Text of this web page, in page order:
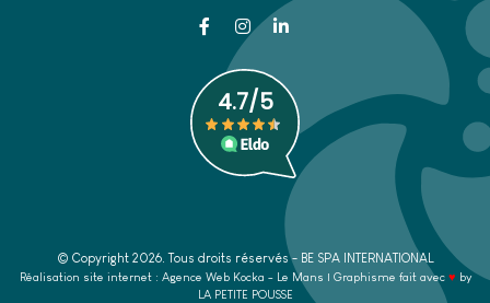
© Copyright 2026. Tous droits réservés - BE SPA INTERNATIONAL
Réalisation site internet : Agence Web Kocka - Le Mans | Graphisme fait avec ♥ by
LA PETITE POUSSE